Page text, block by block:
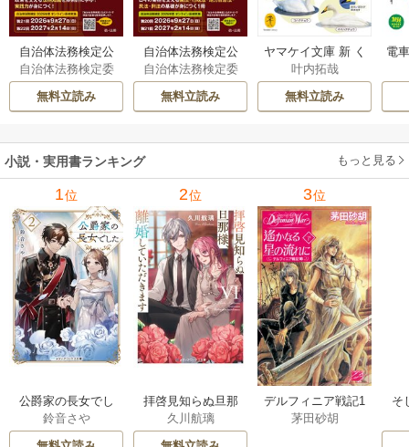
自治体法務検定公
式テキスト 政策
法務編 ２０２６
年度検定対応 1巻
自治体法務検定委
員会
無料立読み
自治体法務検定公
式テキスト 基本
法務編 ２０２６
年度検定対応 1巻
自治体法務検定委
員会
無料立読み
ヤマケイ文庫 新 く
らべてわかる野鳥3
00 1巻
叶内拓哉
無料立読み
電
小説・実用書ランキング もっと見る
1位
公爵家の長女でし
た
鈴音さや
2位
拝啓見知らぬ旦那
様、離婚していた
だきます
久川航璃
3位
デルフィニア戦記1
茅田砂胡
そ